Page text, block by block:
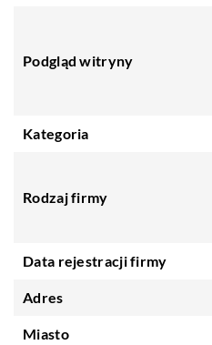
Podgląd witryny
Kategoria
Rodzaj firmy
Data rejestracji firmy
Adres
Miasto